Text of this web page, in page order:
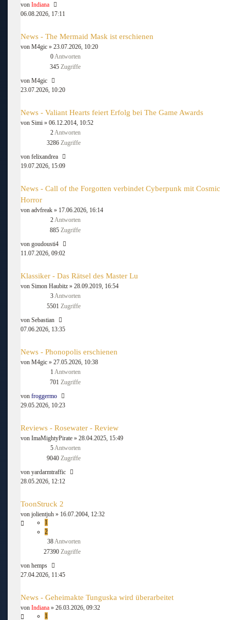
von Indiana
06.08.2026, 17:11
News - The Mermaid Mask ist erschienen
von M4gic » 23.07.2026, 10:20
0Antworten
345 Zugriffe
von M4gic
23.07.2026, 10:20
News - Valiant Hearts feiert Erfolg bei The Game Awards
von Simi » 06.12.2014, 10:52
2Antworten
3286 Zugriffe
von felixandrea
19.07.2026, 15:09
News - Call of the Forgotten verbindet Cyberpunk mit Cosmic
Horror
von advfreak » 17.06.2026, 16:14
2Antworten
885 Zugriffe
von goudousti4
11.07.2026, 09:02
Klassiker - Das Rätsel des Master Lu
von Simon Haubitz » 28.09.2019, 16:54
3Antworten
5501 Zugriffe
von Sebastian
07.06.2026, 13:35
News - Phonopolis erschienen
von M4gic » 27.05.2026, 10:38
1 Antworten
701 Zugriffe
von froggermo
29.05.2026, 10:23
Reviews - Rosewater - Review
von ImaMightyPirate » 28.04.2025, 15:49
5Antworten
9040 Zugriffe
von yardarmtraffic
28.05.2026, 12:12
ToonStruck 2
von jolientjuh » 16.07.2004, 12:32
1
2
38Antworten
27390 Zugriffe
von hemps
27.04.2026, 11:45
News - Geheimakte Tunguska wird überarbeitet
von Indiana » 26.03.2026, 09:32
1